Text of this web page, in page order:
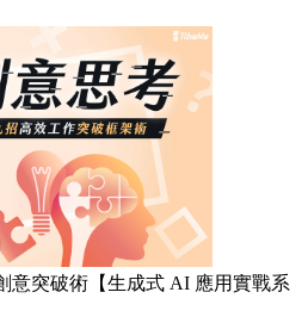
意突破術【生成式 AI 應用實戰系